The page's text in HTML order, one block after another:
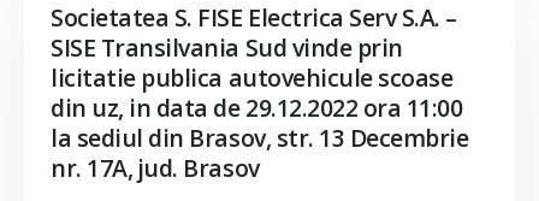
Societatea S. FISE Electrica Serv S.A. –
SISE Transilvania Sud vinde prin
licitatie publica autovehicule scoase
din uz, in data de 29.12.2022 ora 11:00
la sediul din Brasov, str. 13 Decembrie
nr. 17A, jud. Brasov